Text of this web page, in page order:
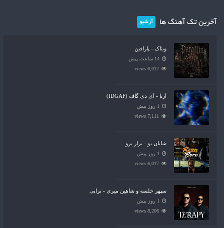
آخرین تک آهنگ ها آرشیو
ویناک - پارافین
14 ساعت پیش
6,017 views
آرتا - آی دی گاف (IDGAF)
1 روز پیش
7,111 views
شایان یو - بزار برو
1 روز پیش
6,017 views
سپهر خلسه و شاهین میری - تراپی
1 روز پیش
8,206 views